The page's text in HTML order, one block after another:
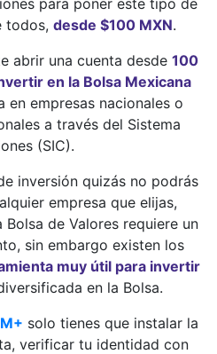
todos, desde $100 MXN.
abrir una cuenta desde 100
en la Bolsa Mexicana
en empresas nacionales o
a través del Sistema
(SIC).
inversión quizás no podrás
empresa que elijas,
de Valores requiere un
sin embargo existen los
muy útil para invertir
en la Bolsa.
solo tienes que instalar la
verificar tu identidad con